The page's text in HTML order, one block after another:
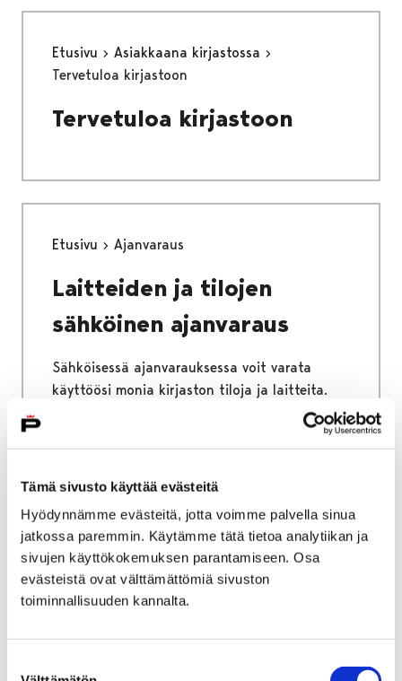
Tämä sivusto käyttää evästeitä
Hyödynnämme evästeitä, jotta voimme palvella sinua
jatkossa paremmin. Käytämme tätä tietoa analytiikan ja
sivujen käyttökokemuksen parantamiseen. Osa
evästeistä ovat välttämättömiä sivuston
toiminnallisuuden kannalta.
Etusivu
Asiakkaana kirjastossa
Tervetuloa kirjastoon
Tervetuloa kirjastoon
Etusivu Ajanvaraus
Laitteiden ja tilojen
sähköinen ajanvaraus
Sähköisessä ajanvarauksessa voit varata
käyttöösi monia kirjaston tiloja ja laitteita.
Kaikki tilat ja laitteet eivät kuitenkaan ole
sähköisesti varattavissa. Lisätietoja laitteista
Etusivu Podcastit
Podcastit
käsitellään kulttuuria, kirjallisuutta, musiikkia